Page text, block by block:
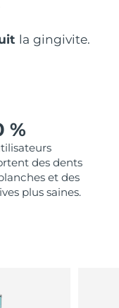
la gingivite.
%
des dents
et des
plus saines.